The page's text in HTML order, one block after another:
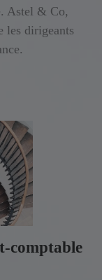
Astel & Co,
les dirigeants
comptable